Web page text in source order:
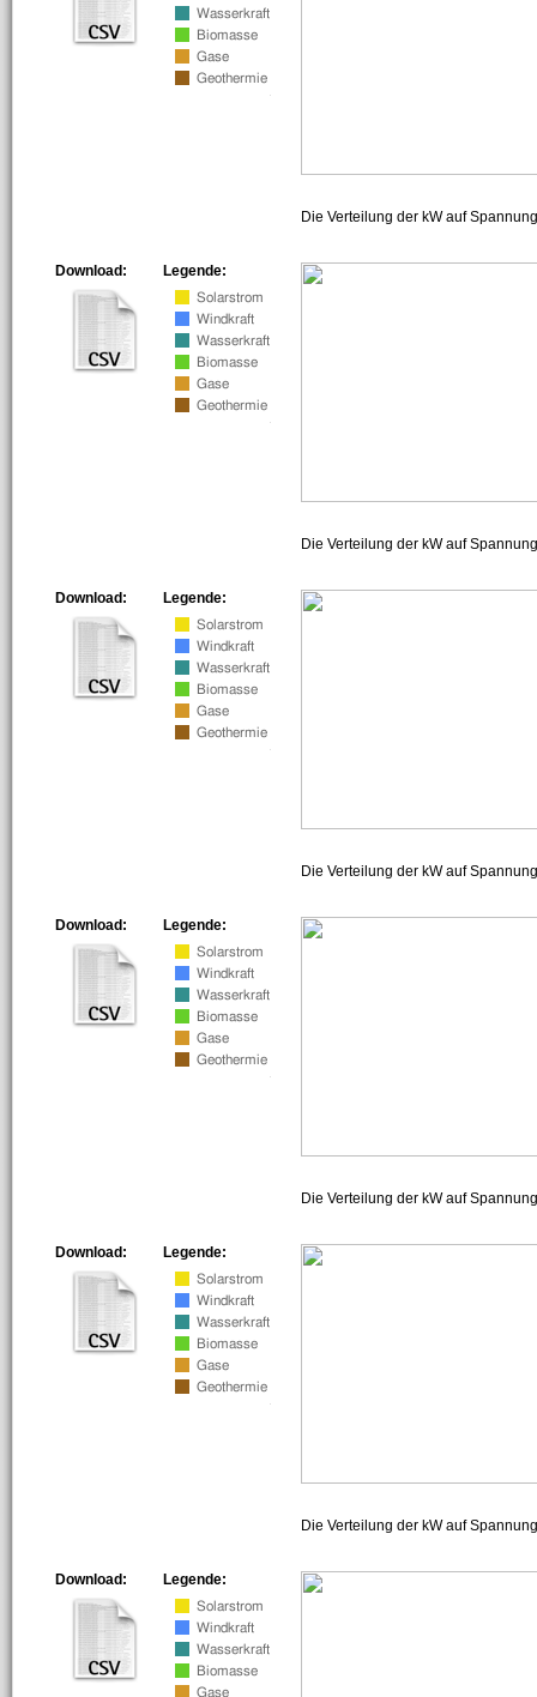
Die Verteilung der kW auf
Legende:
Download:
Die Verteilung der kW auf
Legende:
Download:
Die Verteilung der kW auf
Legende:
Download:
Die Verteilung der kW auf
Legende:
Download:
Die Verteilung der kW auf
Legende:
Download: